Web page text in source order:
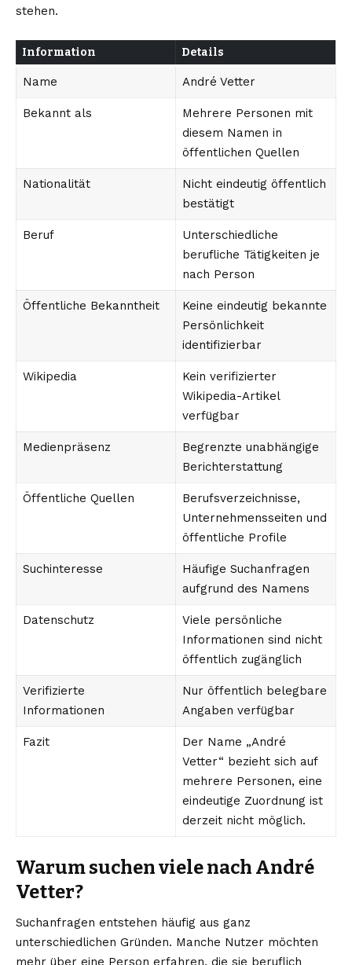
stehen.
Information Details
Name André Vetter
Bekannt als
Mehrere Personen mit
diesem Namen in
öffentlichen Quellen
Nationalität
Nicht eindeutig öffentlich
bestätigt
Beruf
Unterschiedliche
berufliche Tätigkeiten je
nach Person
Öffentliche Bekanntheit
Keine eindeutig bekannte
Persönlichkeit
identifizierbar
Wikipedia
Kein verifizierter
Wikipedia-Artikel
verfügbar
Medienpräsenz
Begrenzte unabhängige
Berichterstattung
Öffentliche Quellen
Berufsverzeichnisse,
Unternehmensseiten und
öffentliche Profile
Suchinteresse
Häufige Suchanfragen
aufgrund des Namens
Datenschutz
Viele persönliche
Informationen sind nicht
öffentlich zugänglich
Verifizierte
Informationen
Nur öffentlich belegbare
Angaben verfügbar
Fazit
Der Name „André
Vetter“ bezieht sich auf
mehrere Personen, eine
eindeutige Zuordnung ist
derzeit nicht möglich.
Warum suchen viele nach André
Vetter?
Suchanfragen entstehen häufig aus ganz
unterschiedlichen Gründen. Manche Nutzer möchten
mehr über eine Person erfahren, die sie beruflich